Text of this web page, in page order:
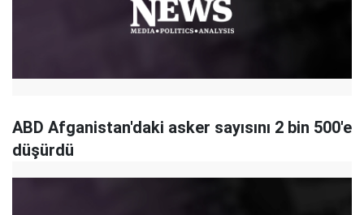
ABD Afganistan'daki asker sayısını 2 bin 500'e
düşürdü